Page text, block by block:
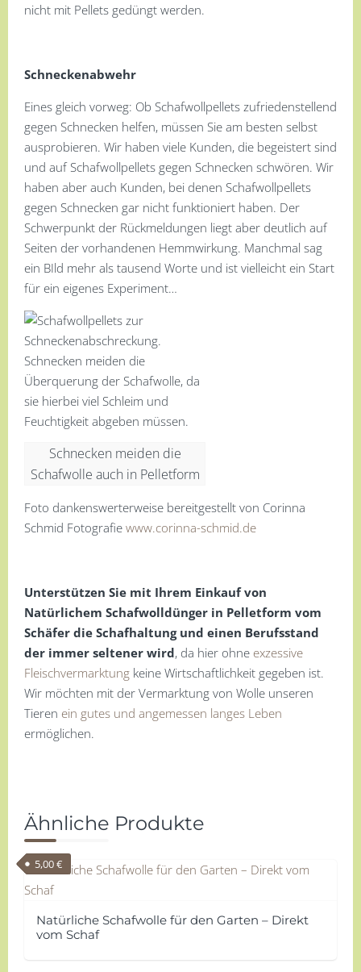
nicht mit Pellets gedüngt werden.
Schneckenabwehr
Eines gleich vorweg: Ob Schafwollpellets zufriedenstellend
gegen Schnecken helfen, müssen Sie am besten selbst
ausprobieren. Wir haben viele Kunden, die begeistert sind
und auf Schafwollpellets gegen Schnecken schwören. Wir
haben aber auch Kunden, bei denen Schafwollpellets
gegen Schnecken gar nicht funktioniert haben. Der
Schwerpunkt der Rückmeldungen liegt aber deutlich auf
Seiten der vorhandenen Hemmwirkung. Manchmal sag
ein BIld mehr als tausend Worte und ist vielleicht ein Start
für ein eigenes Experiment…
Schnecken meiden die
Schafwolle auch in Pelletform
Foto dankenswerterweise bereitgestellt von Corinna
Schmid Fotografie www.corinna-schmid.de
Unterstützen Sie mit Ihrem Einkauf von
Natürlichem Schafwolldünger in Pelletform vom
Schäfer die Schafhaltung und einen Berufsstand
der immer seltener wird, da hier ohne exzessive
Fleischvermarktung keine Wirtschaftlichkeit gegeben ist.
Wir möchten mit der Vermarktung von Wolle unseren
Tieren ein gutes und angemessen langes Leben
ermöglichen.
Ähnliche Produkte
Natürliche Schafwolle für den Garten – Direkt
vom Schaf
5,00€